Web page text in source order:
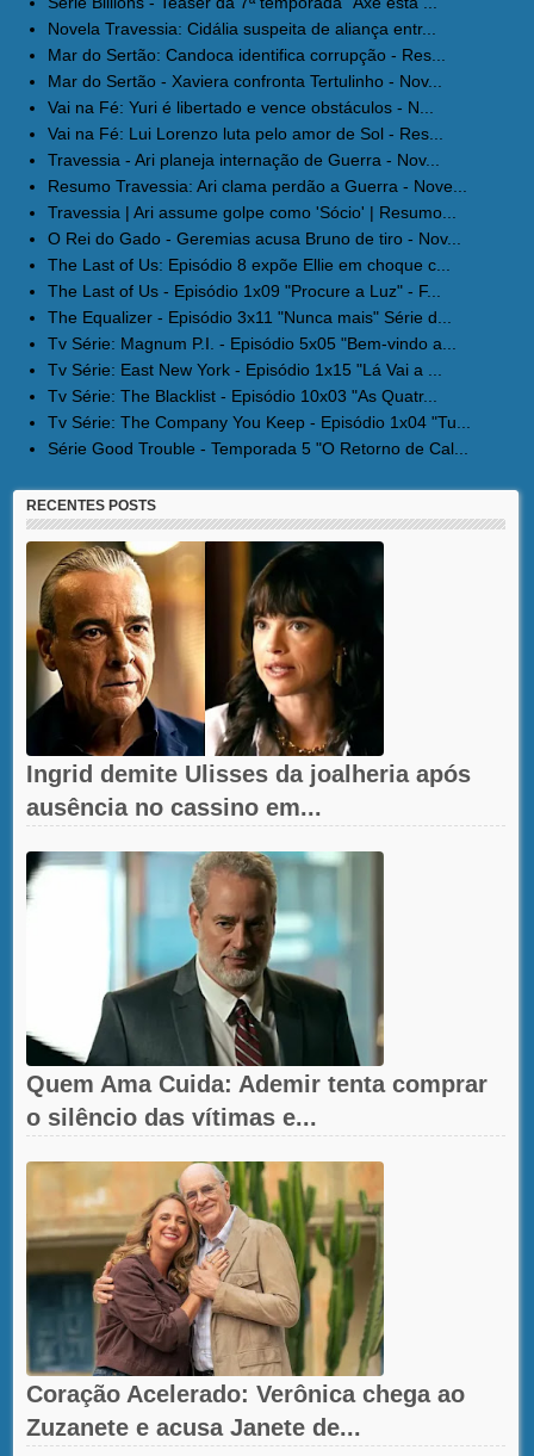
Novela Travessia: Cidália suspeita de aliança entr...
Mar do Sertão: Candoca identifica corrupção - Res...
Mar do Sertão - Xaviera confronta Tertulinho - Nov...
Vai na Fé: Yuri é libertado e vence obstáculos - N...
Vai na Fé: Lui Lorenzo luta pelo amor de Sol - Res...
Travessia - Ari planeja internação de Guerra - Nov...
Resumo Travessia: Ari clama perdão a Guerra - Nove...
Travessia | Ari assume golpe como 'Sócio' | Resumo...
O Rei do Gado - Geremias acusa Bruno de tiro - Nov...
The Last of Us: Episódio 8 expõe Ellie em choque c...
The Last of Us - Episódio 1x09 "Procure a Luz" - F...
The Equalizer - Episódio 3x11 "Nunca mais" Série d...
Tv Série: Magnum P.I. - Episódio 5x05 "Bem-vindo a...
Tv Série: East New York - Episódio 1x15 "Lá Vai a ...
Tv Série: The Blacklist - Episódio 10x03 "As Quatr...
Tv Série: The Company You Keep - Episódio 1x04 "Tu...
Série Good Trouble - Temporada 5 "O Retorno de Cal...
RECENTES POSTS
Ingrid demite Ulisses da joalheria após
ausência no cassino em...
Quem Ama Cuida: Ademir tenta comprar
o silêncio das vítimas e...
Coração Acelerado: Verônica chega ao
Zuzanete e acusa Janete de...